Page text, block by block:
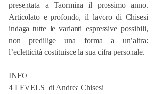
presentata a Taormina il prossimo anno.
Articolato e profondo, il lavoro di Chisesi
indaga tutte le varianti espressive possibili,
non predilige una forma a un’altra:
l’ecletticità costituisce la sua cifra personale.
INFO
4 LEVELS  di Andrea Chisesi